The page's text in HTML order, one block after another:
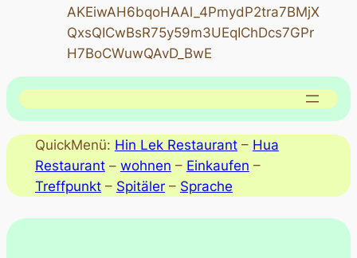
AKEiwAH6bqoHAAl_4PmydP2tra7BMjX
QxsQICwBsR75y59m3UEqIChDcs7GPr
H7BoCWuwQAvD_BwE
QuickMenü: Hin Lek Restaurant– Hua
Restaurant– wohnen – Einkaufen –
Treffpunkt– Spitäler– Sprache